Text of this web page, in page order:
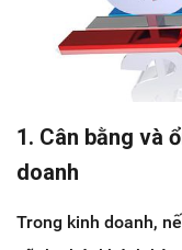
1. Cân bằng và
doanh
Trong kinh doanh,